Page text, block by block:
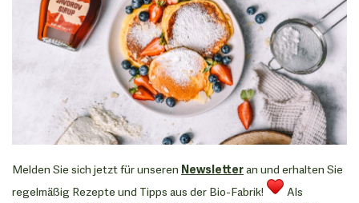
Melden Sie sich jetzt für unseren Newsletteran und erhalten Sie
regelmäßig Rezepte und Tipps aus der Bio-Fabrik!
Als